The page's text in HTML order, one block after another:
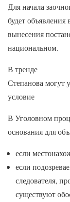
Для начала
будет
вынесения
национальном.
В тренде
Степанова могут
условие
В Уголовном
основания для
если
если
следователя,
существуют